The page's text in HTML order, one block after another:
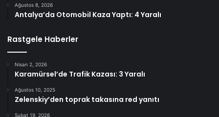
Ağustos 8, 2026
Antalya’da Otomobil Kaza Yaptı: 4 Yaralı
Rastgele Haberler
Nisan 2, 2026
Karamürsel’de Trafik Kazası: 3 Yaralı
Ağustos 10, 2025
Zelenskiy’den toprak takasına red yanıtı
Şubat 19, 2026